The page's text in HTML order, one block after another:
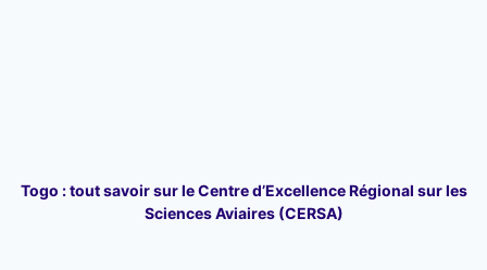
Togo : tout savoir sur le Centre d’Excellence Régional sur les
Sciences Aviaires (CERSA)